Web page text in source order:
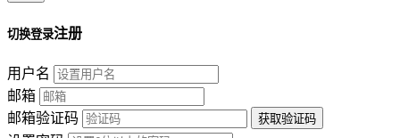
切换登录注册
用户名
邮箱
邮箱验证码